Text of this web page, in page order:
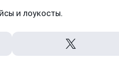
и лоукосты.